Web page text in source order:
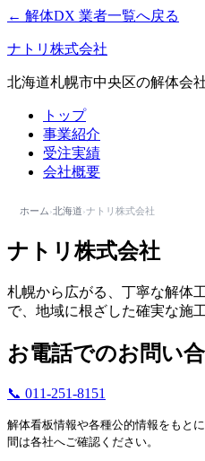
← 解体DX 業者一覧へ戻る
ナトリ株式会社
北海道札幌市中央区の解体会
トップ
事業紹介
受注実績
会社概要
ホーム›北海道›ナトリ株式会社
ナトリ株式会社
札幌から広がる、丁寧な解体
で、地域に根ざした確実な施
お電話でのお問い
📞 011-251-8151
解体看板情報や各種公的情報をもと
間は各社へご確認ください。